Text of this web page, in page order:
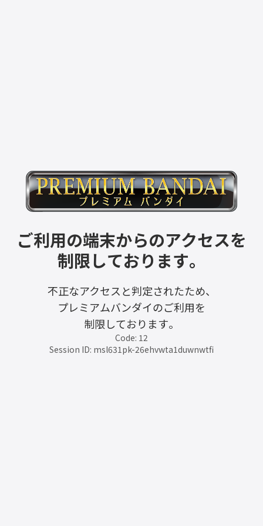
ご利用の端末からのアクセスを
制限しております。
不正なアクセスと判定されたため、
プレミアムバンダイのご利用を
制限しております。
Code: 12
Session ID: msl631pk-26ehvwta1duwnwtfi